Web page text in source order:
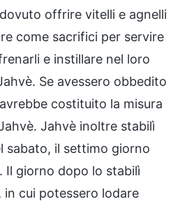
offrire vitelli e agnelli
come sacrifici per servire
e instillare nel loro
Se avessero obbedito
costituito la misura
Jahvè inoltre stabilì
sabato, il settimo giorno
Il giorno dopo lo stabilì
cui potessero lodare